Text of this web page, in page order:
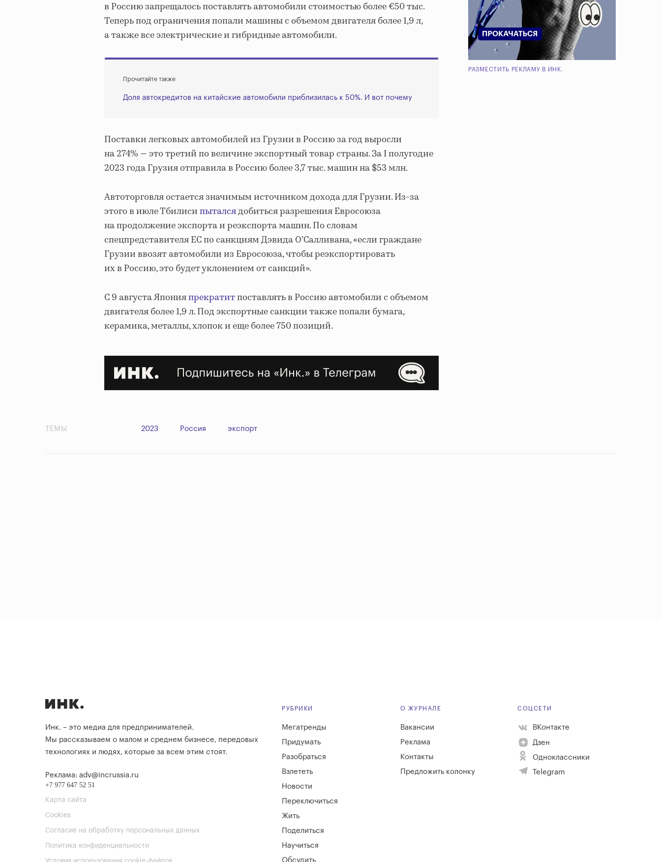
в Россию запрещалось поставлять автомобили стоимостью более €50 тыс.
Теперь под ограничения попали машины с объемом двигателя более 1,9 л,
а также все электрические и гибридные автомобили.
Прочитайте также
Доля автокредитов на китайские автомобили приблизилась к 50%. И вот почему
Поставки легковых автомобилей из Грузии в Россию за год выросли
на 274% — это третий по величине экспортный товар страны. За I полугодие
2023 года Грузия отправила в Россию более 3,7 тыс. машин на $53 млн.
Автоторговля остается значимым источником дохода для Грузии. Из-за
этого в июле Тбилисипыталсядобиться разрешения Евросоюза
на продолжение экспорта и реэкспорта машин. По словам
спецпредставителя ЕС по санкциям Дэвида О’Салливана, «если граждане
Грузии ввозят автомобили из Евросоюза, чтобы реэкспортировать
их в Россию, это будет уклонением от санкций».
С 9 августа Японияпрекратитпоставлять в Россию автомобили с объемом
двигателя более 1,9 л. Под экспортные санкции также попали бумага,
керамика, металлы, хлопок и еще более 750 позиций.
РАЗМЕСТИТЬ РЕКЛАМУ В ИНК.
ТЕМЫ 2023 Россия экспорт
Инк. – это медиа для предпринимателей.
Мы рассказываем о малом и среднем бизнесе, передовых
технологиях и людях, которые за всем этим стоят.
Реклама: adv@incrussia.ru
+7 977 647 52 51
Карта сайта
Cookies
Согласие на обработку персональных данных
Политика конфиденциальности
РУБРИКИ
Мегатренды
Придумать
Разобраться
Взлететь
Новости
Переключиться
Жить
Поделиться
Научиться
Обсудить
О ЖУРНАЛЕ
Вакансии
Реклама
Контакты
Предложить колонку
СОЦСЕТИ
ВКонтакте
Дзен
Одноклассники
Telegram